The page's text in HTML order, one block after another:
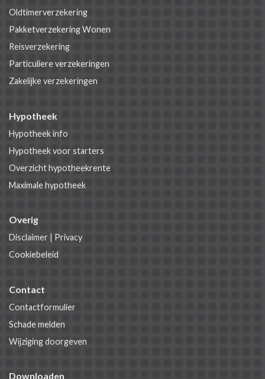
Oldtimerverzekering
Pakketverzekering Wonen
Reisverzekering
Particuliere verzekeringen
Zakelijke verzekeringen
Hypotheek
Hypotheek info
Hypotheek voor starters
Overzicht hypotheekrente
Maximale hypotheek
Overig
Disclaimer | Privacy
Cookiebeleid
Contact
Contactformulier
Schade melden
Wijziging doorgeven
Downloaden